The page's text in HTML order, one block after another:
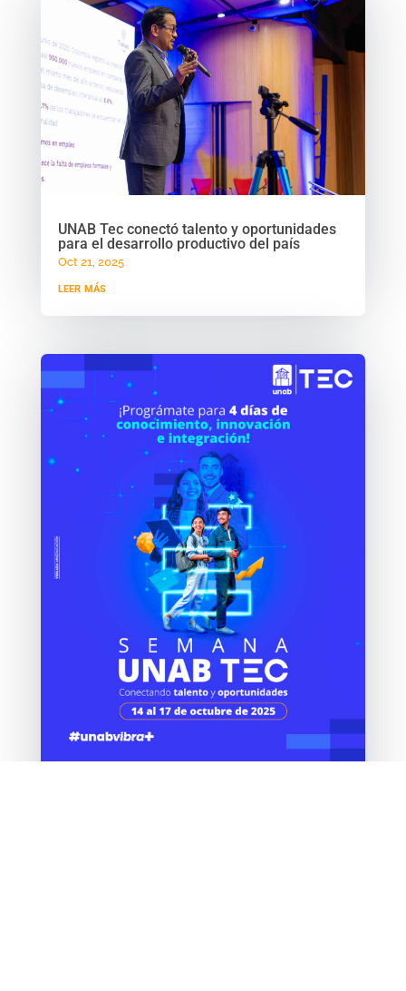
UNAB Tec conectó talento y oportunidades
para el desarrollo productivo del país
Oct 21, 2025
leer más